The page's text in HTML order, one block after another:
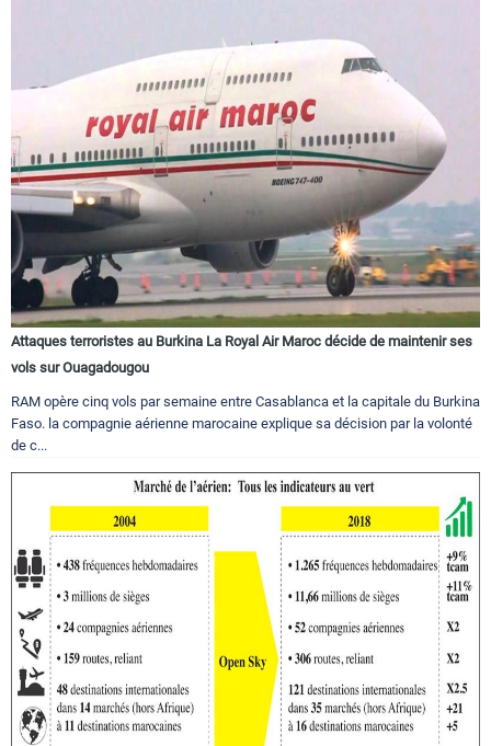
Attaques terroristes au Burkina La Royal Air Maroc décide de maintenir ses
vols sur Ouagadougou
RAM opère cinq vols par semaine entre Casablanca et la capitale du Burkina
Faso. la compagnie aérienne marocaine explique sa décision par la volonté
de c...